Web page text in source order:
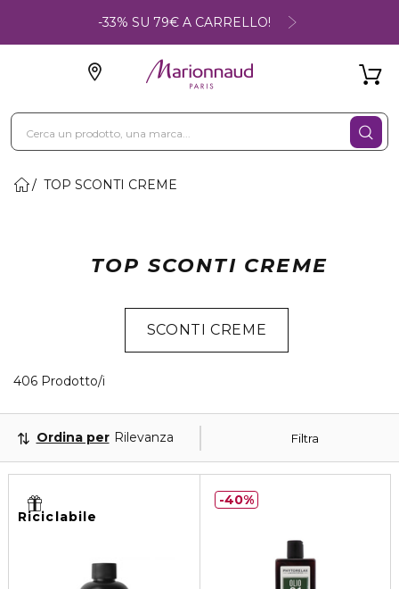
-33% SU 79€ A CARRELLO!
TOP SCONTI CREME
TOP SCONTI CREME
SCONTI CREME
406 Prodotto/i
Filtra
Ordina per Rilevanza
Riciclabile
40%